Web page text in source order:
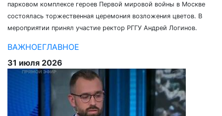
парковом комплексе героев Первой мировой войны в Москве
состоялась торжественная церемония возложения цветов. В
мероприятии принял участие ректор РГГУ Андрей Логинов.
ВАЖНОЕГЛАВНОЕ
31 июля 2026